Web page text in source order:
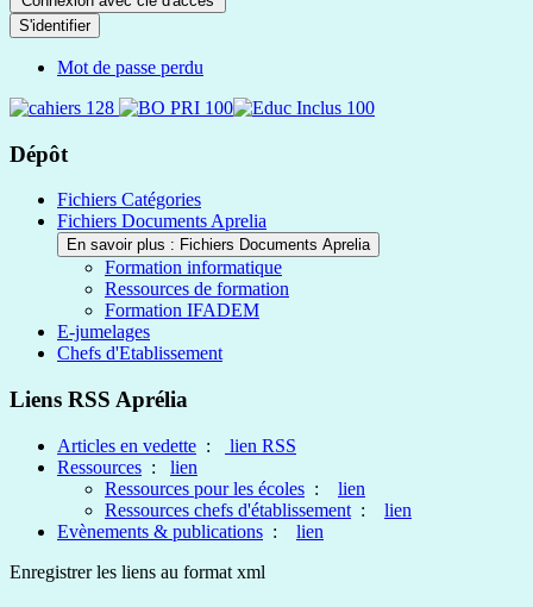
S'identifier
Mot de passe perdu
Dépôt
Fichiers Catégories
Fichiers Documents Aprelia
En savoir plus : Fichiers Documents Aprelia
Formation informatique
Ressources de formation
Formation IFADEM
E-jumelages
Chefs d'Etablissement
Liens RSS Aprélia
Articles en vedette :
lien RSS
Ressources : lien
Ressources pour les écoles : lien
Ressources chefs d'établissement : lien
Evènements & publications : lien
Enregistrer les liens au format xml